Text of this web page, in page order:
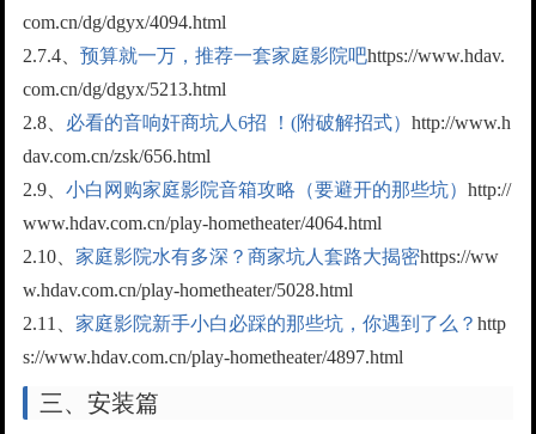
com.cn/dg/dgyx/4094.html
2.7.4、预算就一万，推荐一套家庭影院吧https://www.hdav.
com.cn/dg/dgyx/5213.html
2.8、 必看的音响奸商坑人6招 ！(附破解招式）http://www.h
dav.com.cn/zsk/656.html
2.9、小白网购家庭影院音箱攻略（要避开的那些坑）http://
www.hdav.com.cn/play-hometheater/4064.html
2.10、家庭影院水有多深？商家坑人套路大揭密https://ww
w.hdav.com.cn/play-hometheater/5028.html
2.11、家庭影院新手小白必踩的那些坑，你遇到了么？http
s://www.hdav.com.cn/play-hometheater/4897.html
三、安装篇